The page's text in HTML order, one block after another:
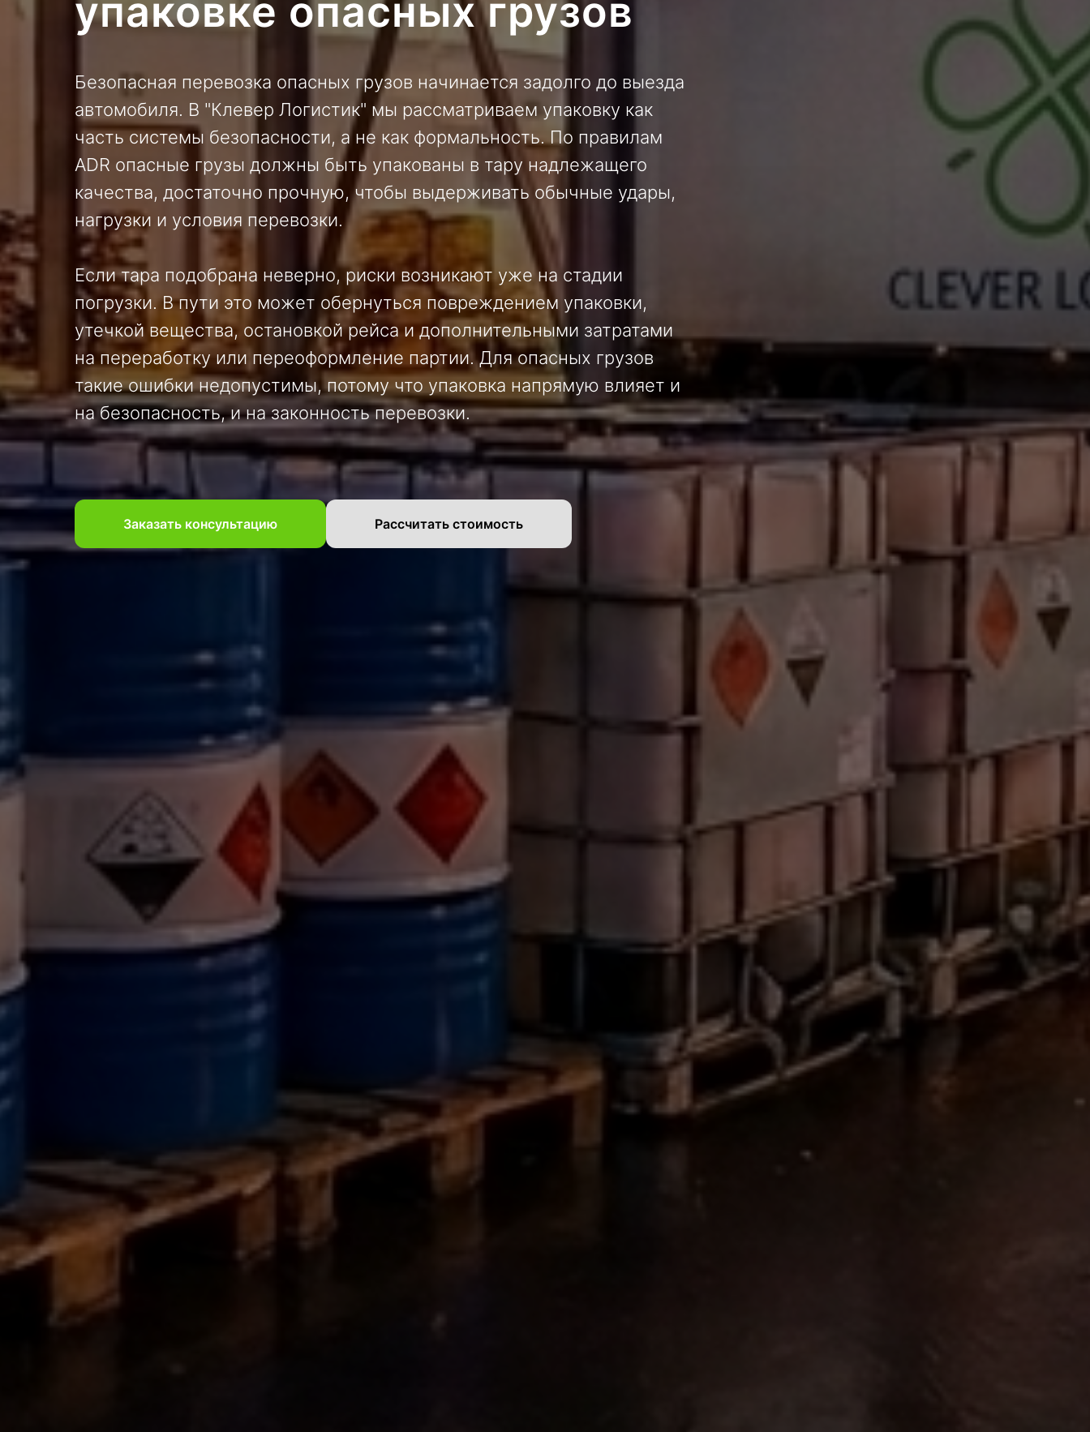
упаковке опасных грузов
Безопасная перевозка опасных грузов начинается задолго до выезда
автомобиля. В "Клевер Логистик" мы рассматриваем упаковку как
часть системы безопасности, а не как формальность. По правилам
ADR опасные грузы должны быть упакованы в тару надлежащего
качества, достаточно прочную, чтобы выдерживать обычные удары,
нагрузки и условия перевозки.
Если тара подобрана неверно, риски возникают уже на стадии
погрузки. В пути это может обернуться повреждением упаковки,
утечкой вещества, остановкой рейса и дополнительными затратами
на переработку или переоформление партии. Для опасных грузов
такие ошибки недопустимы, потому что упаковка напрямую влияет и
на безопасность, и на законность перевозки.
Заказать консультацию Рассчитать стоимость